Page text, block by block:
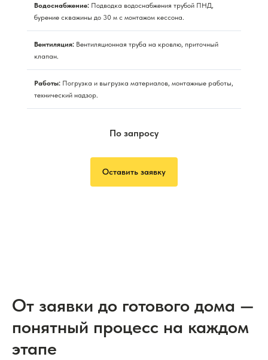
Водоснабжение: Подводка водоснабжения трубой ПНД,
бурение скважины до 30 м с монтажом кессона.
Вентиляция: Вентиляционная труба на кровлю, приточный
клапан.
Работы: Погрузка и выгрузка материалов, монтажные работы,
технический надзор.
По запросу
Оставить заявку
От заявки до готового дома —
понятный процесс на каждом
этапе